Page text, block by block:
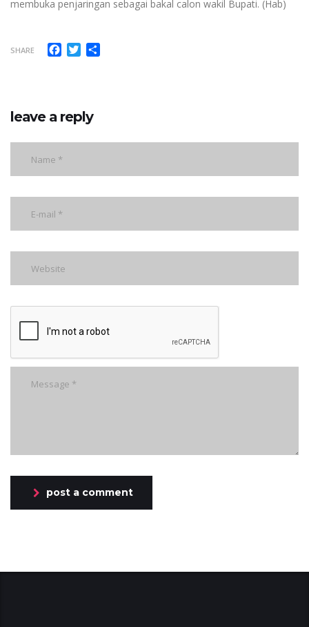
membuka penjaringan sebagai bakal calon wakil Bupati. (Hab)
SHARE Facebook
Twitter
leave a reply
post a comment